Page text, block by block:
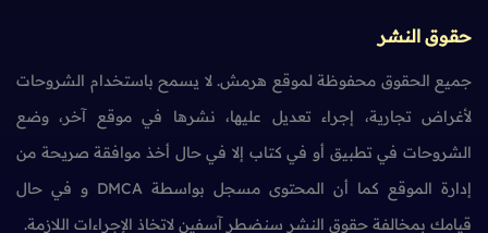
حقوق النشر
جميع الحقوق محفوظة لموقع هرمش. لا يسمح باستخدام الشروحات
لأغراض تجارية، إجراء تعديل عليها، نشرها في موقع آخر، وضع
الشروحات في تطبيق أو في كتاب إلا في حال أخذ موافقة صريحة من
إدارة الموقع كما أن المحتوى مسجل بواسطة DMCA و في حال
قيامك بمخالفة حقوق النشر سنضطر آسفين لاتخاذ الإجراءات اللازمة.